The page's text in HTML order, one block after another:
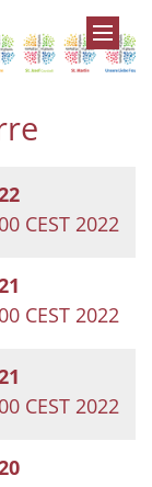
CEST 2022
CEST 2022
CEST 2022